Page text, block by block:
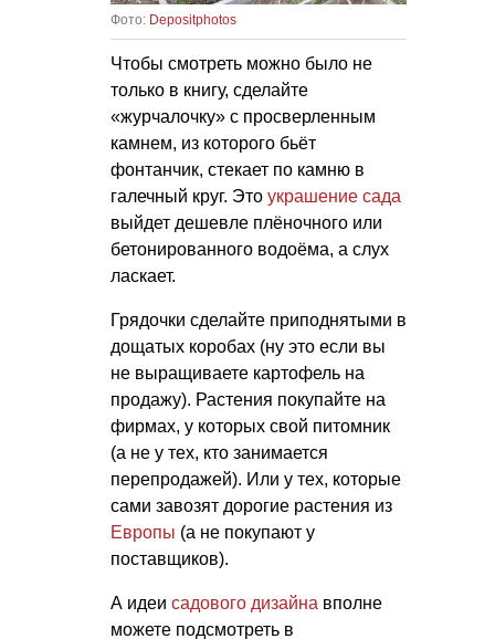
Фото: Depositphotos
Чтобы смотреть можно было не
только в книгу, сделайте
«журчалочку» с просверленным
камнем, из которого бьёт
фонтанчик, стекает по камню в
галечный круг. Это украшение сада
выйдет дешевле плёночного или
бетонированного водоёма, а слух
ласкает.
Грядочки сделайте приподнятыми в
дощатых коробах (ну это если вы
не выращиваете картофель на
продажу). Растения покупайте на
фирмах, у которых свой питомник
(а не у тех, кто занимается
перепродажей). Или у тех, которые
сами завозят дорогие растения из
Европы (а не покупают у
поставщиков).
А идеи садового дизайна вполне
можете подсмотреть в